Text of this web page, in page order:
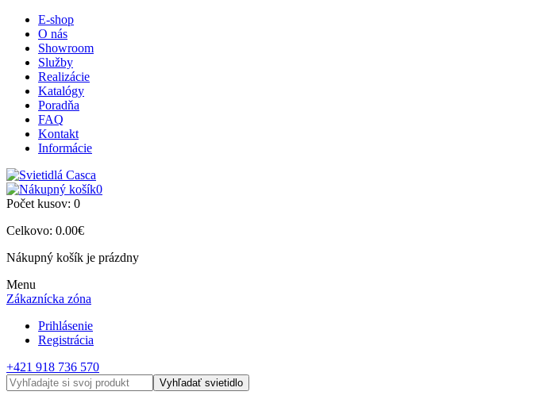
E-shop
O nás
Showroom
Služby
Realizácie
Katalógy
Poradňa
FAQ
Kontakt
Informácie
0
Počet kusov: 0
Celkovo: 0.00€
Nákupný košík je prázdny
Menu
Zákaznícka zóna
Prihlásenie
Registrácia
+421 918 736 570
Vyhľadať svietidlo